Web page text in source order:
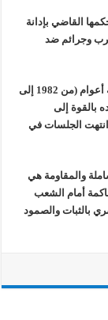
القاضي بإدانة
وجرائم ضد
وبدأت محاكمة “حبري” – الذي تولى رئاسة تشاد لثمانية أعوام (من 1982 إلى
تم اقتياده بالقوة إلى
الجلسات في
والمقاومة هي
أمام الشعب
بالثبات والصمود